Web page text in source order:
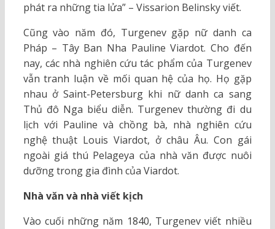
phát ra những tia lửa” – Vissarion Belinsky viết.
Cũng vào năm đó, Turgenev gặp nữ danh ca
Pháp – Tây Ban Nha Pauline Viardot. Cho đến
nay, các nhà nghiên cứu tác phẩm của Turgenev
vẫn tranh luận về mối quan hệ của họ. Họ gặp
nhau ở Saint-Petersburg khi nữ danh ca sang
Thủ đô Nga biểu diễn. Turgenev thường đi du
lịch với Pauline và chồng bà, nhà nghiên cứu
nghệ thuật Louis Viardot, ở châu Âu. Con gái
ngoài giá thú Pelageya của nhà văn được nuôi
dưỡng trong gia đình của Viardot.
Nhà văn và nhà viết kịch
Vào cuối những năm 1840, Turgenev viết nhiều